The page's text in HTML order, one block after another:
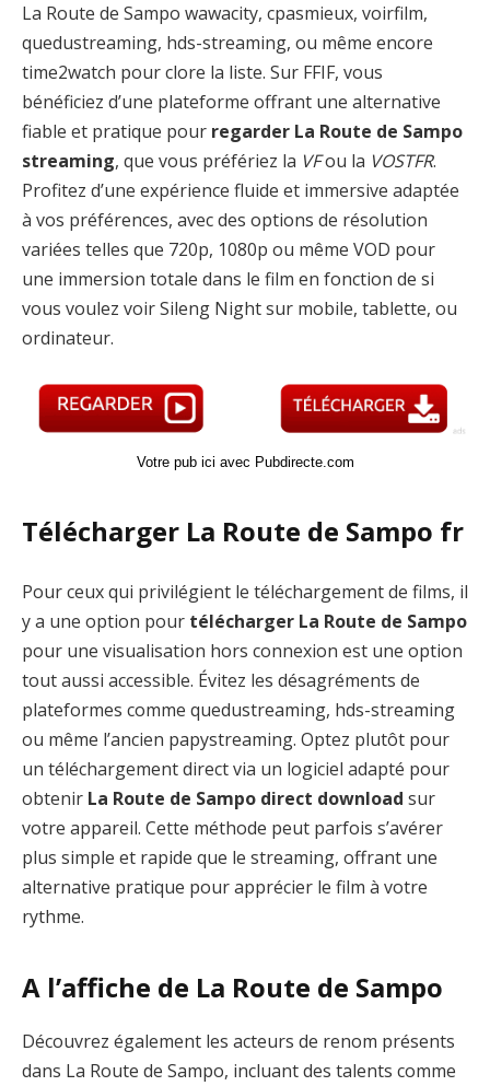
La Route de Sampo wawacity, cpasmieux, voirfilm,
quedustreaming, hds-streaming, ou même encore
time2watch pour clore la liste. Sur FFIF, vous
bénéficiez d’une plateforme offrant une alternative
fiable et pratique pour regarder La Route de Sampo
streaming, que vous préfériez la VFou la VOSTFR.
Profitez d’une expérience fluide et immersive adaptée
à vos préférences, avec des options de résolution
variées telles que 720p, 1080p ou même VOD pour
une immersion totale dans le film en fonction de si
vous voulez voir Sileng Night sur mobile, tablette, ou
ordinateur.
Votre pub ici avec Pubdirecte.com
Télécharger La Route de Sampo fr
Pour ceux qui privilégient le téléchargement de films, il
y a une option pour télécharger La Route de Sampo
pour une visualisation hors connexion est une option
tout aussi accessible. Évitez les désagréments de
plateformes comme quedustreaming, hds-streaming
ou même l’ancien papystreaming. Optez plutôt pour
un téléchargement direct via un logiciel adapté pour
obtenir La Route de Sampo direct download sur
votre appareil. Cette méthode peut parfois s’avérer
plus simple et rapide que le streaming, offrant une
alternative pratique pour apprécier le film à votre
rythme.
A l’affiche de La Route de Sampo
Découvrez également les acteurs de renom présents
dans La Route de Sampo, incluant des talents comme